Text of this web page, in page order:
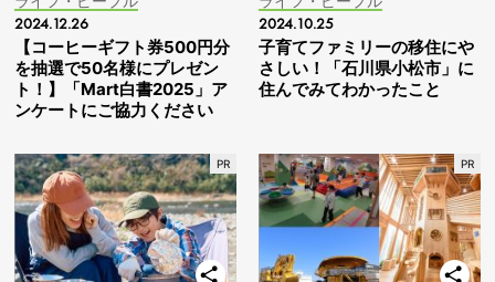
2024.12.26
【コーヒーギフト券500円分
を抽選で50名様にプレゼン
ト！】「Mart白書2025」ア
ンケートにご協力ください
2024.10.25
子育てファミリーの移住にや
さしい！「石川県小松市」に
住んでみてわかったこと